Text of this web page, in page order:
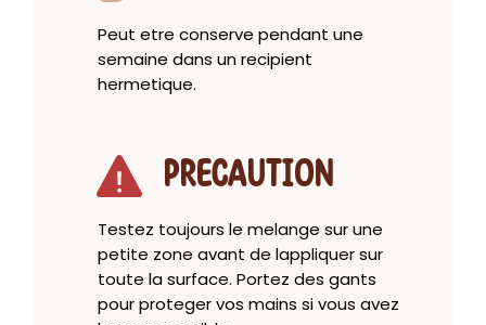
Peut etre conserve pendant une
semaine dans un recipient
hermetique.
PRECAUTION
Testez toujours le melange sur une
petite zone avant de lappliquer sur
toute la surface. Portez des gants
pour proteger vos mains si vous avez